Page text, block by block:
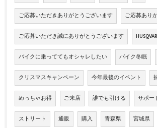
ご応募いただきありがとうございます ご応募あり
ご応募いただき誠にありがとうございます
バイクに乗っててもオシャレしたい バイク冬眠
クリスマスキャンペーン 今年最後のイベント
めっちゃお得 ご来店 誰でも引ける サポー
ストリート 通販 購入 青森県 宮城県